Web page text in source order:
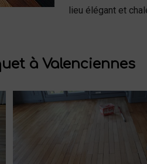
lieu élégant et
à Valenciennes